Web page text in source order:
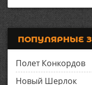
ПОПУЛЯРНЫЕ
Полет Конкордов
Новый Шерлок